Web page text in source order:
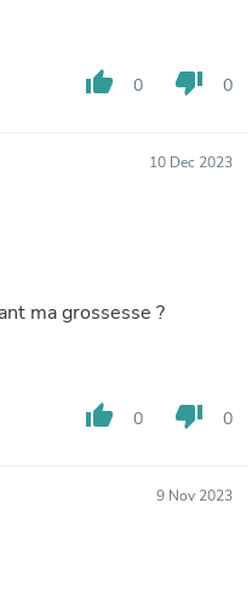
thumb_up 0 thumb_down 0
10 Dec 2023
ma grossesse ?
thumb_up 0 thumb_down 0
9 Nov 2023